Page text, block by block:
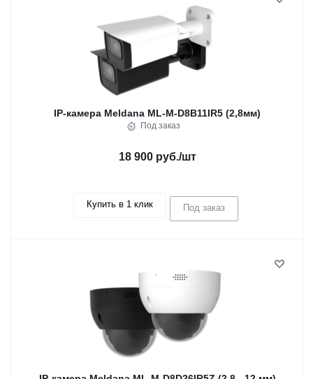
IP-камера Meldana ML-M-D8B11IR5 (2,8мм)
Под заказ
18 900 руб./шт
Купить в 1 клик Под заказ